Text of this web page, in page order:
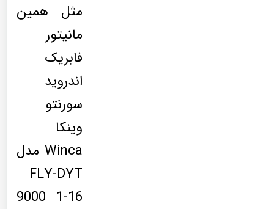
مثل همین
مانیتور
فابریک
اندروید
سورنتو
وینکا
Winca مدل
FLY-DYT
9000 1-16